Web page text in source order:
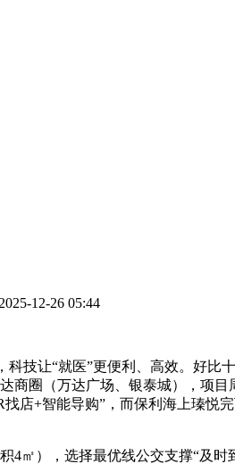
12-26 05:44
让“就医”更便利、高效。好比
圈（万达广场、银泰城），项
店+智能导购”，而保利海上瑧悦
），选择最优线公交支撑“及时